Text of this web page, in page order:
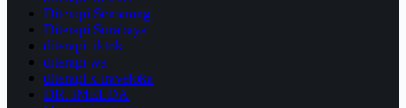
Diterapi Semarang
Diterapi Surabaya
diterapi tiktok
diterapi wa
diterapi x traveloka
DR. IMELDA